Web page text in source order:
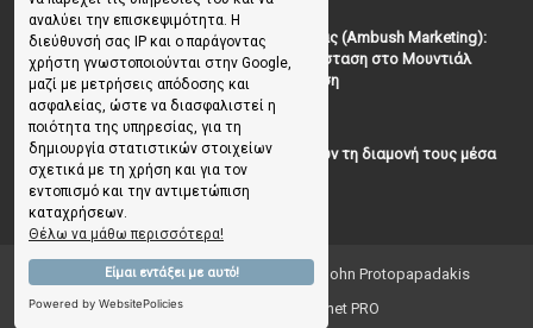
αναλύει την επισκεψιμότητα. Η
διεύθυνσή σας IP και ο παράγοντας
χρήστη γνωστοποιούνται στην Google,
μαζί με μετρήσεις απόδοσης και
ασφαλείας, ώστε να διασφαλιστεί η
ποιότητα της υπηρεσίας, για τη
δημιουργία στατιστικών στοιχείων
σχετικά με τη χρήση και για τον
εντοπισμό και την αντιμετώπιση
καταχρήσεων.
Θέλω να μάθω περισσότερα!
Είμαι εντάξει με αυτό!
Powered by WebsitePolicies
To Μάρκετινγκ της Ενέδρας (Ambush Marketing):
Πώς να κλέψεις την παράσταση στο Μουντιάλ
χωρίς (επίσημη) πρόσκληση
July 19, 2026
Γιατί οι επισκέπτες ξεχνούν τη διαμονή τους μέσα
σε 48 ώρες;
July 10, 2026
Copyright ©2026 Marketing Tips | by John Protopapadakis
Creative Ideas 💡 by Facenet PRO